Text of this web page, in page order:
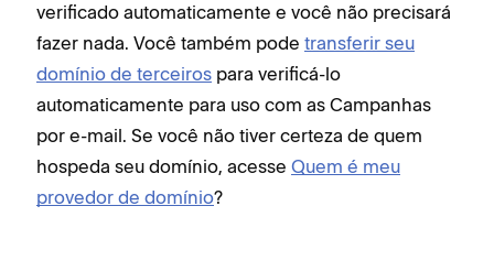
verificado automaticamente e você não precisará
fazer nada. Você também pode transferir seu
domínio de terceiros para verificá-lo
automaticamente para uso com as Campanhas
por e-mail. Se você não tiver certeza de quem
hospeda seu domínio, acesse Quem é meu
provedor de domínio?